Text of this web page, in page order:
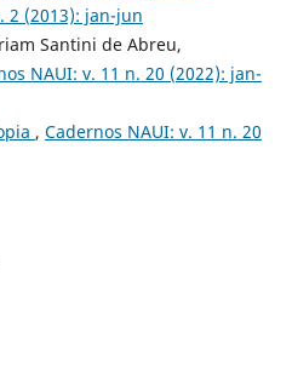
2 (2013): jan-jun
Santini de Abreu,
NAUI: v. 11 n. 20 (2022): jan-
, Cadernos NAUI: v. 11 n. 20